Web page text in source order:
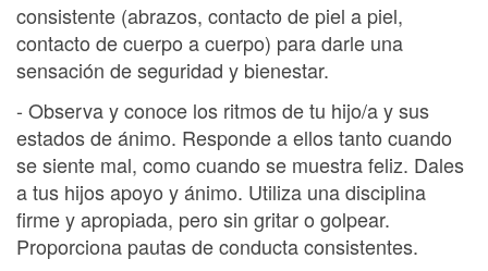
consistente (abrazos, contacto de piel a piel,
contacto de cuerpo a cuerpo) para darle una
sensación de seguridad y bienestar.
- Observa y conoce los ritmos de tu hijo/a y sus
estados de ánimo. Responde a ellos tanto cuando
se siente mal, como cuando se muestra feliz. Dales
a tus hijos apoyo y ánimo. Utiliza una disciplina
firme y apropiada, pero sin gritar o golpear.
Proporciona pautas de conducta consistentes.